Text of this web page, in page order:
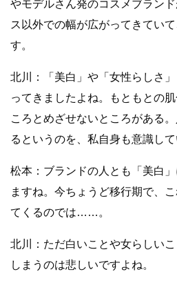
やモデルさん発のコスメブラン
ス以外での幅が広がってきてい
す。
北川：「美白」や「女性らしさ
ってきましたよね。もともとの
ころとめざせないところがある
るというのを、私自身も意識して
松本：ブランドの人とも「美白
ますね。今ちょうど移行期で、
てくるのでは……。
北川：ただ白いことや女らしい
しまうのは悲しいですよね。